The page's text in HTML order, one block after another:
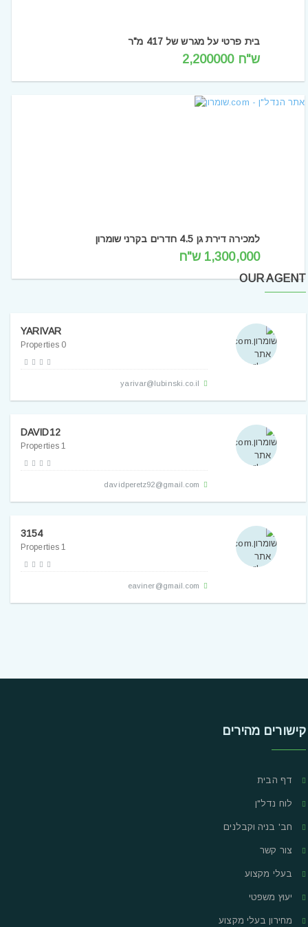
בית פרטי על מגרש של 417 מ"ר
ש"ח 2,200000
למכירה דירת גן 4.5 חדרים בקרני שומרון
1,300,000 ש"ח
OUR AGENT
YARIVAR
0 Properties
yarivar@lubinski.co.il
DAVID12
1 Properties
davidperetz92@gmail.com
3154
1 Properties
eaviner@gmail.com
קישורים מהירים
דף הבית
לוח נדל"ן
חב' בניה וקבלנים
צור קשר
בעלי מקצוע
יעוץ משפטי
מחירון בעלי מקצוע